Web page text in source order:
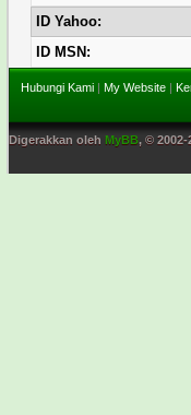
ID Yahoo:
ID MSN:
Hubungi Kami | My Website |
Digerakkan oleh MyBB, © 2002-